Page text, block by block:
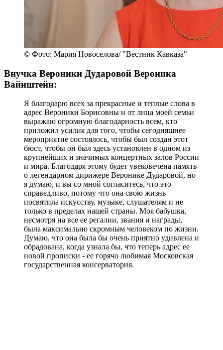
© Фото: Мария Новоселова/ "Вестник Кавказа"
Внучка Вероники Дударовой Вероника
Вайнштейн:
Я благодарю всех за прекрасные и теплые слова в
адрес Вероники Борисовны и от лица моей семьи
выражаю огромную благодарность всем, кто
приложил усилия для того, чтобы сегодняшнее
мероприятие состоялось, чтобы был создан этот
бюст, чтобы он был здесь установлен в одном из
крупнейших и значимых концертных залов России
и мира. Благодаря этому будет увековечена память
о легендарном дирижере Веронике Дударовой, но
я думаю, и вы со мной согласитесь, что это
справедливо, потому что она свою жизнь
посвятила искусству, музыке, слушателям и не
только в пределах нашей страны. Моя бабушка,
несмотря на все ее регалии, звания и награды,
была максимально скромным человеком по жизни.
Думаю, что она была бы очень приятно удивлена и
обрадована, когда узнала бы, что теперь адрес ее
новой прописки - ее горячо любимая Московская
государственная консерватория.